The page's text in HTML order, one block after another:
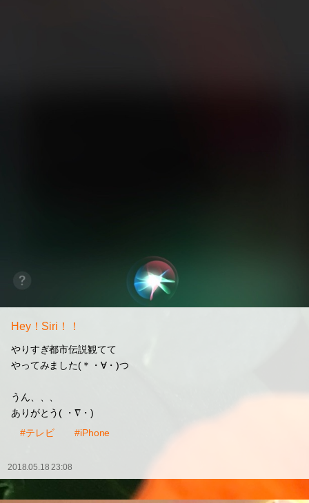
Hey！Siri！！
やりすぎ都市伝説観てて
やってみました(＊・∀・)つ
うん、、、
ありがとう( ・∇・)
#テレビ
#iPhone
2018.05.18 23:08